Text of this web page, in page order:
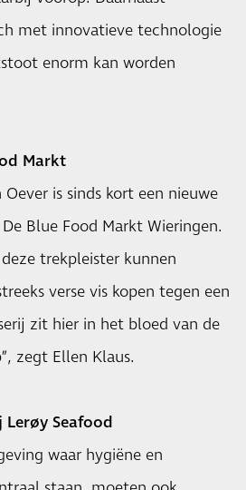
met innovatieve technologie
enorm kan worden
Markt
is sinds kort een nieuwe
Blue Food Markt Wieringen.
trekpleister kunnen
verse vis kopen tegen een
zit hier in het bloed van de
zegt Ellen Klaus.
Lerøy Seafood
waar hygiëne en